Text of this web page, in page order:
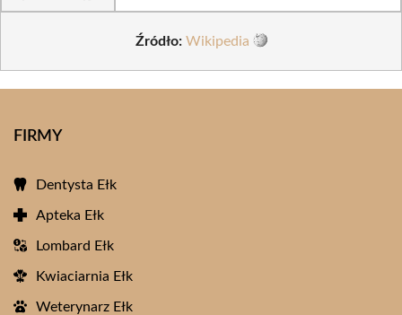
Źródło: Wikipedia
FIRMY
Dentysta Ełk
Apteka Ełk
Lombard Ełk
Kwiaciarnia Ełk
Weterynarz Ełk